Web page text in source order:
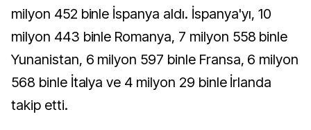
milyon 452 binle İspanya aldı. İspanya'yı, 10
milyon 443 binle Romanya, 7 milyon 558 binle
Yunanistan, 6 milyon 597 binle Fransa, 6 milyon
568 binle İtalya ve 4 milyon 29 binle İrlanda
takip etti.